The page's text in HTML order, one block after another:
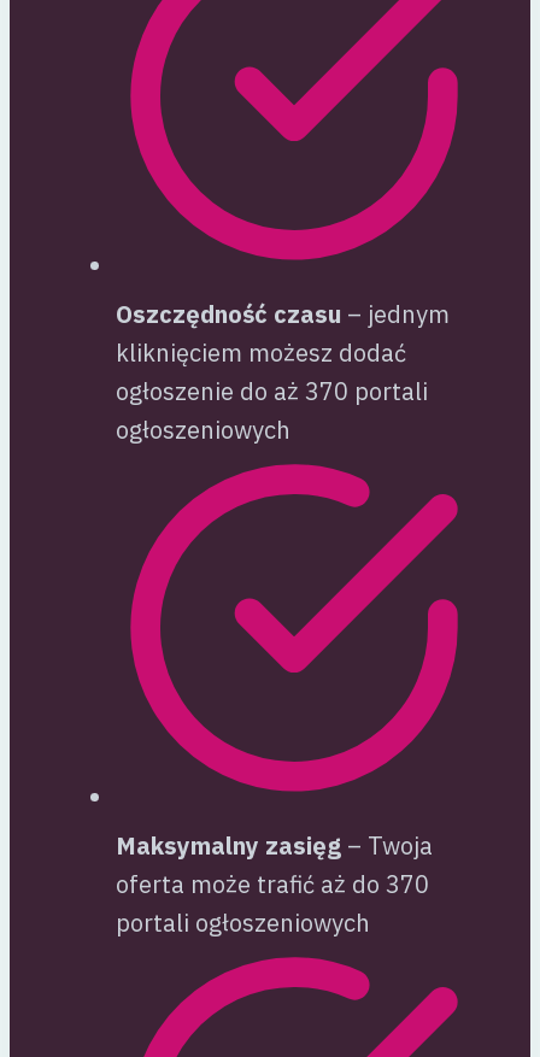
Oszczędność czasu – jednym
kliknięciem możesz dodać
ogłoszenie do aż 370 portali
ogłoszeniowych
Maksymalny zasięg – Twoja
oferta może trafić aż do 370
portali ogłoszeniowych